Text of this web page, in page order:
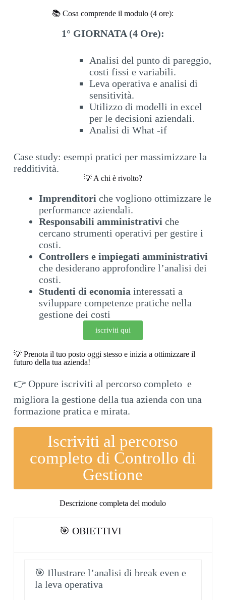
📚 Cosa comprende il modulo (4 ore):
1° GIORNATA (4 Ore):
Analisi del punto di pareggio,
costi fissi e variabili.
Leva operativa e analisi di
sensitività.
Utilizzo di modelli in excel
per le decisioni aziendali.
Analisi di What -if
Case study: esempi pratici per massimizzare la
redditività.
💡 A chi è rivolto?
Imprenditori che vogliono ottimizzare le
performance aziendali.
Responsabili amministrativi che
cercano strumenti operativi per gestire i
costi.
Controllers e impiegati amministrativi
che desiderano approfondire l’analisi dei
costi.
Studenti di economia interessati a
sviluppare competenze pratiche nella
gestione dei costi
iscriviti qui
💡 Prenota il tuo posto oggi stesso e inizia a ottimizzare il
futuro della tua azienda!
👉 Oppure iscriviti al percorso completo e
migliora la gestione della tua azienda con una
formazione pratica e mirata.
Iscriviti al percorso
completo di Controllo di
Gestione
Descrizione completa del modulo
🎯 OBIETTIVI
🎯 Illustrare l’analisi di break even e
la leva operativa